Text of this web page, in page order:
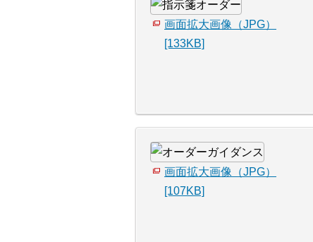
画面拡大画像（JPG）
[133KB]
画面拡大画像（JPG）
[107KB]